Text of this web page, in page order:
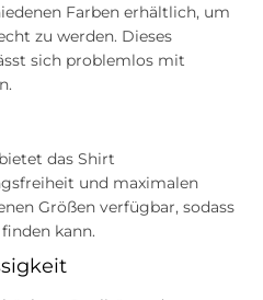
Farben erhältlich, um
zu werden. Dieses
sich problemlos mit
das Shirt
und maximalen
Größen verfügbar, sodass
kann.